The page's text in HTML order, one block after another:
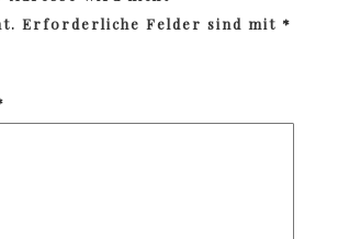
Erforderliche Felder sind mit *